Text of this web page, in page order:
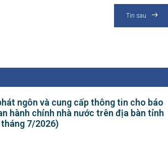
Tin sau
ngôn và cung cấp thông tin cho báo
hành chính nhà nước trên địa bàn tỉnh
7/2026)